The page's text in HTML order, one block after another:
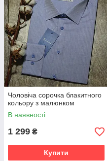
Чоловіча сорочка блакитного
кольору з малюнком
В наявності
1 299 ₴
Купити